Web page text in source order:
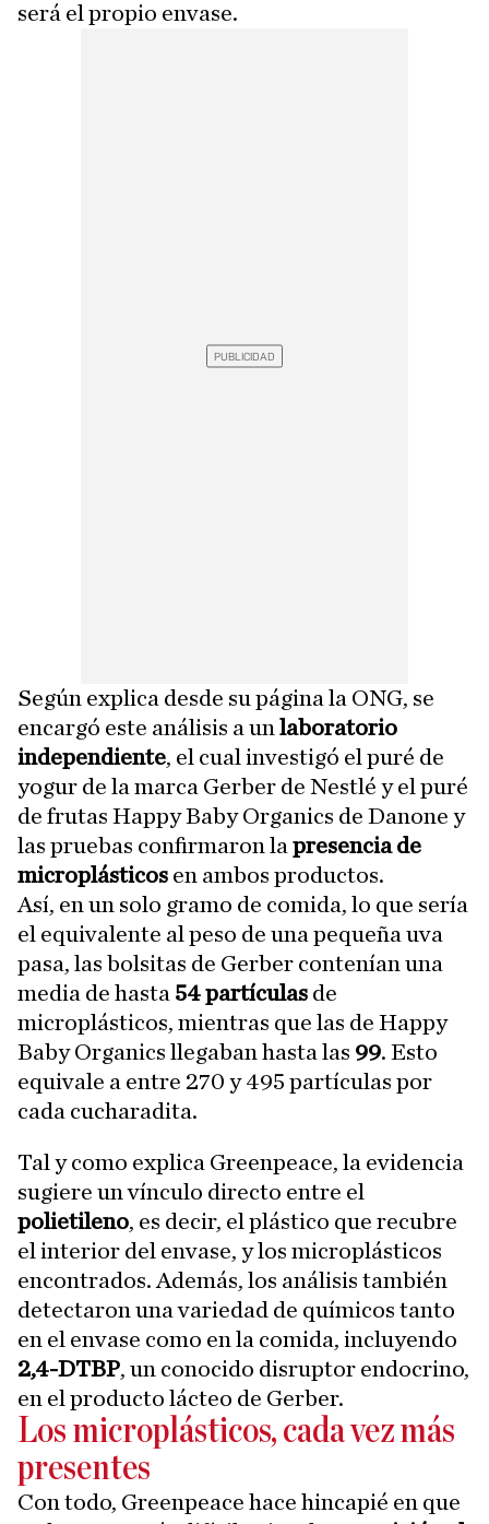
será el propio envase.
Según explica desde su página la ONG, se
encargó este análisis a un laboratorio
independiente, el cual investigó el puré de
yogur de la marca Gerber de Nestlé y el puré
de frutas Happy Baby Organics de Danone y
las pruebas confirmaron la presencia de
microplásticos en ambos productos.
Así, en un solo gramo de comida, lo que sería
el equivalente al peso de una pequeña uva
pasa, las bolsitas de Gerber contenían una
media de hasta 54 partículas de
microplásticos, mientras que las de Happy
Baby Organics llegaban hasta las 99. Esto
equivale a entre 270 y 495 partículas por
cada cucharadita.
Tal y como explica Greenpeace, la evidencia
sugiere un vínculo directo entre el
polietileno, es decir, el plástico que recubre
el interior del envase, y los microplásticos
encontrados. Además, los análisis también
detectaron una variedad de químicos tanto
en el envase como en la comida, incluyendo
2,4-DTBP, un conocido disruptor endocrino,
en el producto lácteo de Gerber.
Los microplásticos, cada vez más
presentes
Con todo, Greenpeace hace hincapié en que